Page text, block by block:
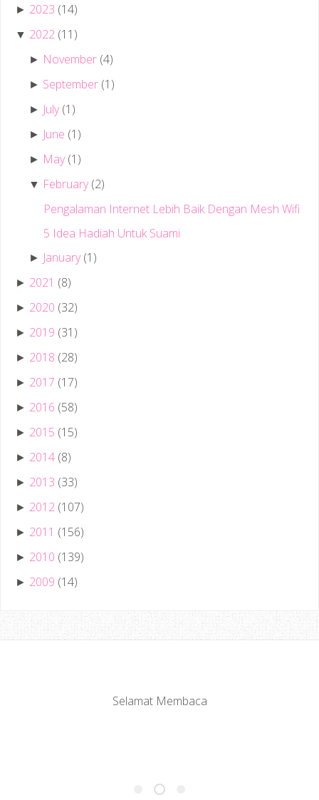
► 2023 (14)
▼ 2022 (11)
► November (4)
► September (1)
► July (1)
► June (1)
► May (1)
▼ February (2)
Pengalaman Internet Lebih Baik Dengan Mesh Wifi
5 Idea Hadiah Untuk Suami
► January (1)
► 2021 (8)
► 2020 (32)
► 2019 (31)
► 2018 (28)
► 2017 (17)
► 2016 (58)
► 2015 (15)
► 2014 (8)
► 2013 (33)
► 2012 (107)
► 2011 (156)
► 2010 (139)
► 2009 (14)
Selamat Membaca